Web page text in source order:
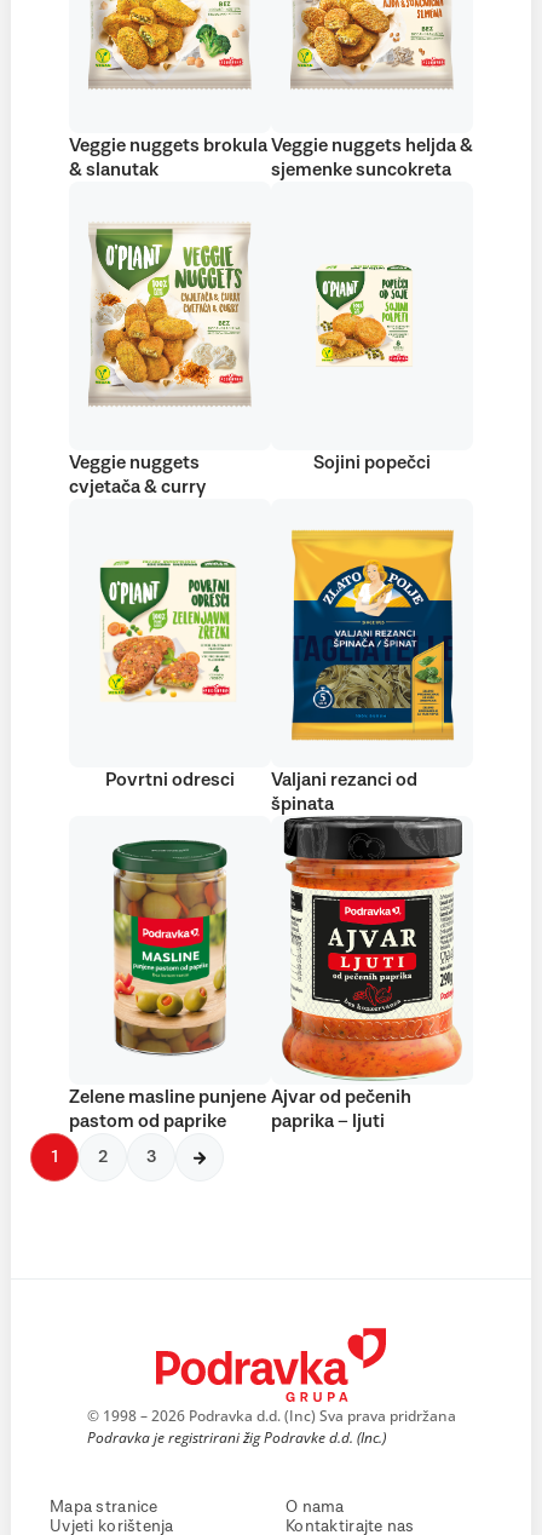
Veggie nuggets brokula
& slanutak
Veggie nuggets heljda &
sjemenke suncokreta
Veggie nuggets
cvjetača & curry
Sojini popečci
Povrtni odresci
Valjani rezanci od
špinata
Zelene masline punjene
pastom od paprike
Ajvar od pečenih
paprika – ljuti
1 2 3
© 1998 – 2026 Podravka d.d. (Inc) Sva prava pridržana
Podravka je registrirani žig Podravke d.d. (Inc.)
Mapa stranice
Uvjeti korištenja
O nama
Kontaktirajte nas